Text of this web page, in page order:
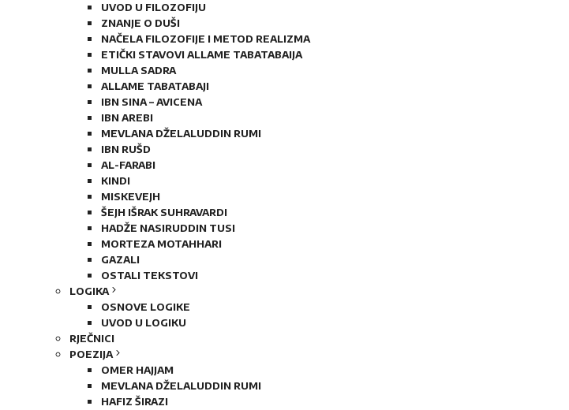
UVOD U FILOZOFIJU
ZNANJE O DUŠI
NAČELA FILOZOFIJE I METOD REALIZMA
ETIČKI STAVOVI ALLAME TABATABAIJA
MULLA SADRA
ALLAME TABATABAJI
IBN SINA – AVICENA
IBN AREBI
MEVLANA DŽELALUDDIN RUMI
IBN RUŠD
AL-FARABI
KINDI
MISKEVEJH
ŠEJH IŠRAK SUHRAVARDI
HADŽE NASIRUDDIN TUSI
MORTEZA MOTAHHARI
GAZALI
OSTALI TEKSTOVI
LOGIKA
OSNOVE LOGIKE
UVOD U LOGIKU
RJEČNICI
POEZIJA
OMER HAJJAM
MEVLANA DŽELALUDDIN RUMI
HAFIZ ŠIRAZI